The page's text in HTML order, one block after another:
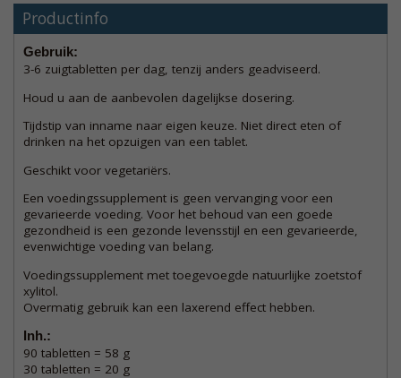
Productinfo
Gebruik:
3-6 zuigtabletten per dag, tenzij anders geadviseerd.
Houd u aan de aanbevolen dagelijkse dosering.
Tijdstip van inname naar eigen keuze. Niet direct eten of
drinken na het opzuigen van een tablet.
Geschikt voor vegetariërs.
Een voedingssupplement is geen vervanging voor een
gevarieerde voeding. Voor het behoud van een goede
gezondheid is een gezonde levensstijl en een gevarieerde,
evenwichtige voeding van belang.
Voedingssupplement met toegevoegde natuurlijke zoetstof
xylitol.
Overmatig gebruik kan een laxerend effect hebben.
Inh.:
90 tabletten = 58 g
30 tabletten = 20 g